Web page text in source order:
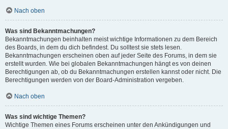
Nach oben
Was sind Bekanntmachungen?
Bekanntmachungen beinhalten meist wichtige Informationen zu dem Bereich
des Boards, in dem du dich befindest. Du solltest sie stets lesen.
Bekanntmachungen erscheinen oben auf jeder Seite des Forums, in dem sie
erstellt wurden. Wie bei globalen Bekanntmachungen hängt es von deinen
Berechtigungen ab, ob du Bekanntmachungen erstellen kannst oder nicht. Die
Berechtigungen werden von der Board-Administration vergeben.
Nach oben
Was sind wichtige Themen?
Wichtige Themen eines Forums erscheinen unter den Ankündigungen und